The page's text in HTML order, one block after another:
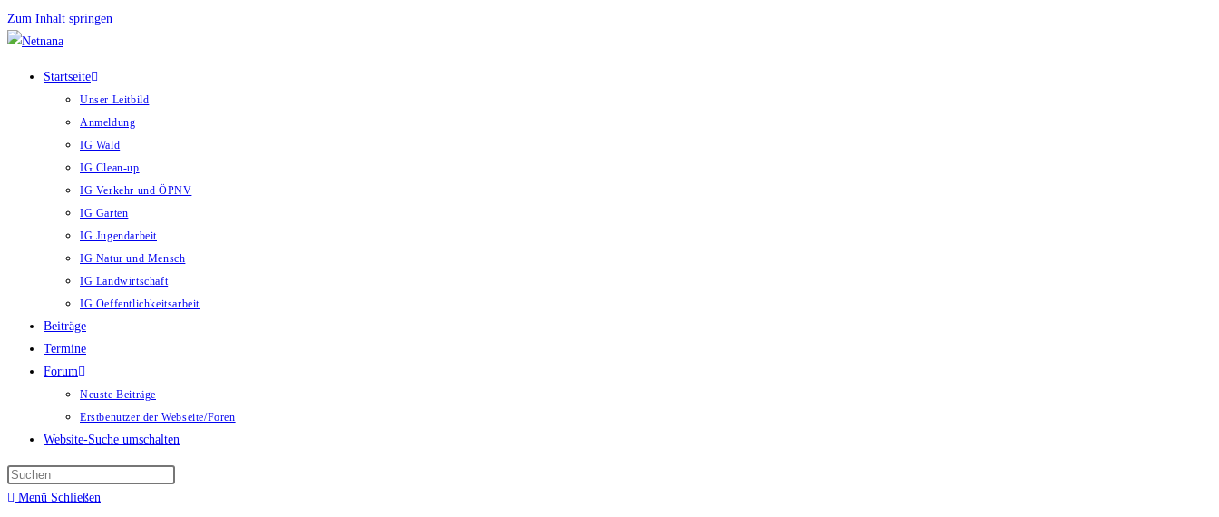
Zum Inhalt springen
Startseite
Unser Leitbild
Anmeldung
IG Wald
IG Clean-up
IG Verkehr und ÖPNV
IG Garten
IG Jugendarbeit
IG Natur und Mensch
IG Landwirtschaft
IG Oeffentlichkeitsarbeit
Beiträge
Termine
Forum
Neuste Beiträge
Erstbenutzer der Webseite/Foren
Website-Suche umschalten
Menü Schließen